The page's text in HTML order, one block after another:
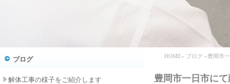
HOME» ブログ »豊岡市
豊岡市一日市に
ブログ
解体工事の様子をご紹介します